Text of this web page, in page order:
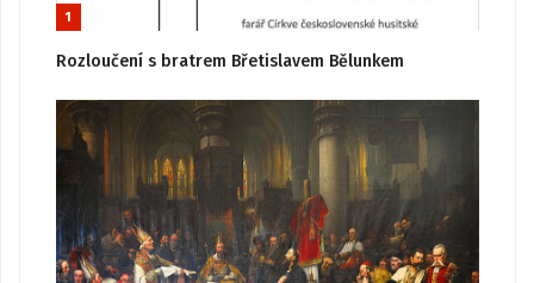
1
Rozloučení s bratrem Břetislavem Bělunkem